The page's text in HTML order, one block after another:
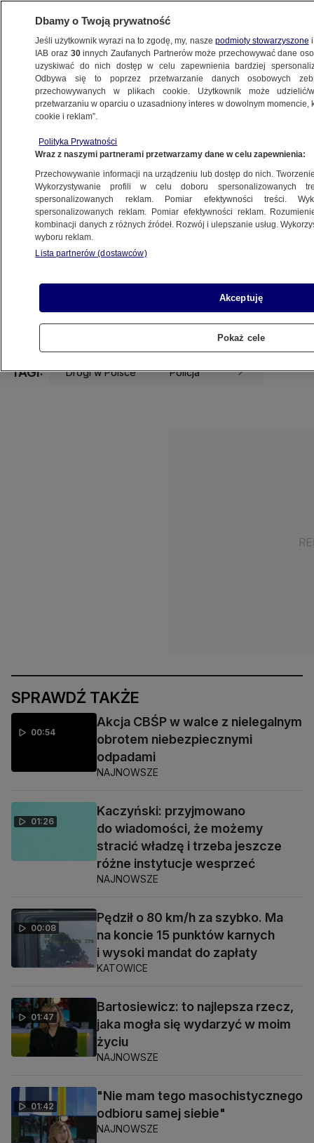
Udaremnili jazdę pijanemu kierowcy
Źródło:KWP Olsztyn
TAGI: Drogi w Polsce Policja
SPRAWDŹ TAKŻE
00:54
Akcja CBŚP w walce z nielegalnym
obrotem niebezpiecznymi
odpadami
NAJNOWSZE
01:26
Kaczyński: przyjmowano
do wiadomości, że możemy
stracić władzę i trzeba jeszcze
różne instytucje wesprzeć
NAJNOWSZE
00:08
Pędził o 80 km/h za szybko. Ma
na koncie 15 punktów karnych
i wysoki mandat do zapłaty
KATOWICE
01:47
Bartosiewicz: to najlepsza rzecz,
jaka mogła się wydarzyć w moim
życiu
NAJNOWSZE
01:42
"Nie mam tego masochistycznego
odbioru samej siebie"
NAJNOWSZE
Dbamy o Twoją prywatność
Jeśli użytkownik wyrazi na to zgodę, my, nasze podmioty stowarzyszone
IAB oraz 30innych Zaufanych Partnerów może przechowywać dane
uzyskiwać do nich dostęp w celu zapewnienia bardziej
Odbywa się to poprzez przetwarzanie danych osobowych
przechowywanych w plikach cookie. Użytkownik może
przetwarzaniu w oparciu o uzasadniony interes w dowolnym momencie,
cookie i reklam”.
Polityka Prywatności
Wraz z naszymi partnerami przetwarzamy dane w celu zapewnienia:
Przechowywanie informacji na urządzeniu lub dostęp do nich.
Wykorzystywanie profili w celu doboru spersonalizowanych
spersonalizowanych reklam. Pomiar efektywności treści.
spersonalizowanych reklam. Pomiar efektywności reklam.
kombinacji danych z różnych źródeł. Rozwój i ulepszanie usług.
wyboru reklam.
Lista partnerów (dostawców)
Akceptuję
Pokaż cele